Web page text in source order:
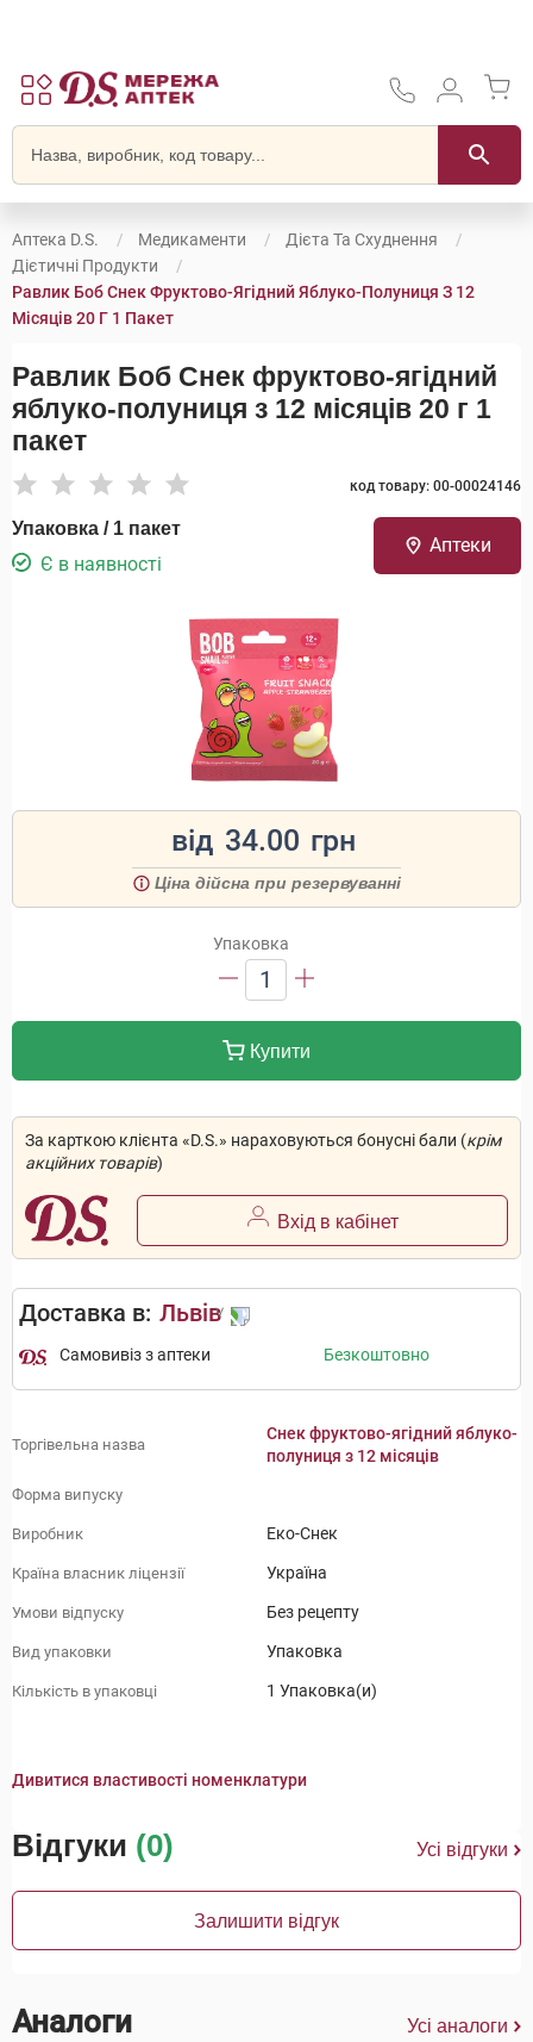
Аптека D.S. Медикаменти
Дієта Та Схуднення
Дієтичні Продукти
Равлик Боб Снек Фруктово-Ягідний Яблуко-Полуниця З 12
Місяців 20 Г 1 Пакет
Равлик Боб Снек фруктово-ягідний
яблуко-полуниця з 12 місяців 20 г 1
пакет
код товару: 00-00024146
Упаковка / 1 пакет
Є в наявності
Аптеки
від 34.00 грн
Ціна дійсна при резервуванні
Упаковка
1
Купити
За карткою клієнта «D.S.» нараховуються бонусні бали (крім
акційних товарів)
Вхід в кабінет
Доставка в: Львів
Самовивіз з аптеки Безкоштовно
Торгівельна назва
Снек фруктово-ягідний яблуко-
полуниця з 12 місяців
Форма випуску
Виробник Еко-Снек
Країна власник ліцензії Україна
Умови відпуску Без рецепту
Вид упаковки Упаковка
Кількість в упаковці 1 Упаковка(и)
Дивитися властивості номенклатури
Відгуки (0) Усі відгуки
Залишити відгук
Аналоги Усі аналоги